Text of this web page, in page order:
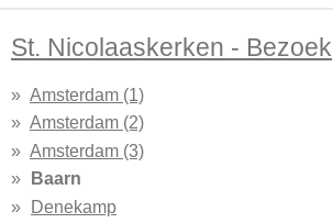
St. Nicolaaskerken - Bezoek
Amsterdam (1)
Amsterdam (2)
Amsterdam (3)
Baarn
Denekamp